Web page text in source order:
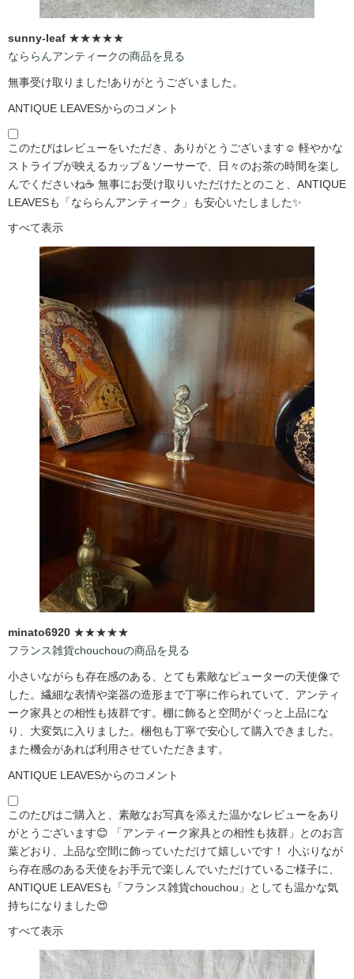
sunny-leaf ★★★★★
なららんアンティークの商品を見る
無事受け取りました!ありがとうございました。
ANTIQUE LEAVESからのコメント
このたびはレビューをいただき、ありがとうございます☺️ 軽やかな
ストライプが映えるカップ＆ソーサーで、日々のお茶の時間を楽し
んでくださいね☕ 無事にお受け取りいただけたとのこと、ANTIQUE
LEAVESも「なららんアンティーク」も安心いたしました✨
すべて表示
minato6920 ★★★★★
フランス雑貨chouchouの商品を見る
小さいながらも存在感のある、とても素敵なピューターの天使像で
した。繊細な表情や楽器の造形まで丁寧に作られていて、アンティ
ーク家具との相性も抜群です。棚に飾ると空間がぐっと上品にな
り、大変気に入りました。梱包も丁寧で安心して購入できました。
また機会があれば利用させていただきます。
ANTIQUE LEAVESからのコメント
このたびはご購入と、素敵なお写真を添えた温かなレビューをあり
がとうございます😊 「アンティーク家具との相性も抜群」とのお言
葉どおり、上品な空間に飾っていただけて嬉しいです！ 小ぶりなが
ら存在感のある天使をお手元で楽しんでいただけているご様子に、
ANTIQUE LEAVESも「フランス雑貨chouchou」としても温かな気
持ちになりました😍
すべて表示